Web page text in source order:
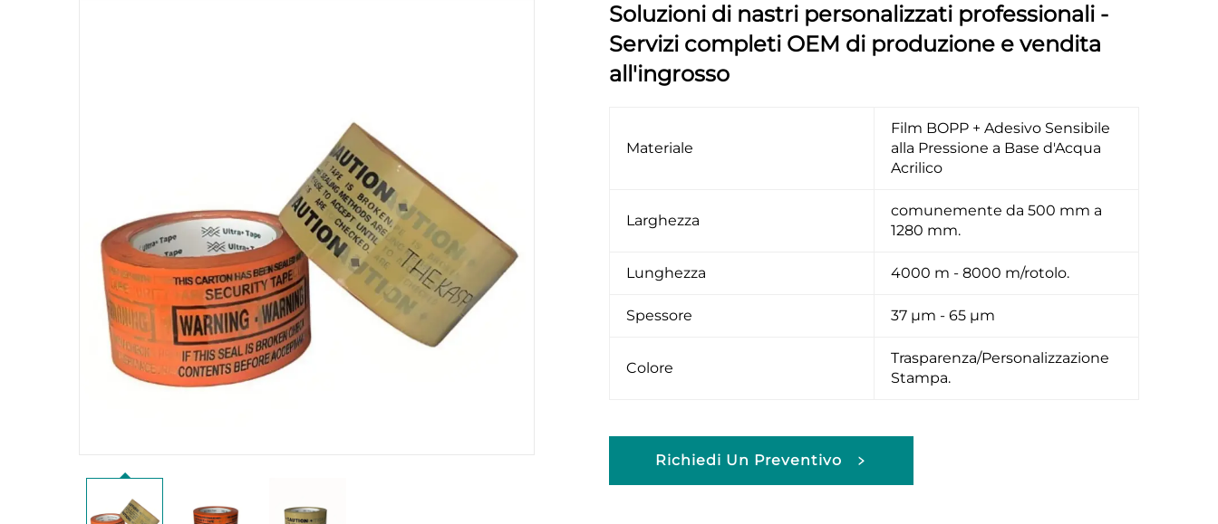
Soluzioni di nastri personalizzati professionali -
Servizi completi OEM di produzione e vendita
all'ingrosso
Materiale
Film BOPP + Adesivo Sensibile
alla Pressione a Base d'Acqua
Acrilico
Larghezza
comunemente da 500 mm a
1280 mm.
Lunghezza 4000 m - 8000 m/rotolo.
Spessore 37 μm - 65 μm
Colore
Trasparenza/Personalizzazione
Stampa.
Richiedi Un Preventivo